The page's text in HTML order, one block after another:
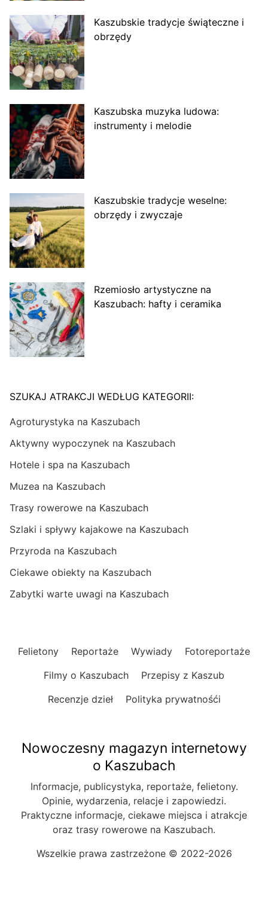
Kaszubskie tradycje świąteczne i
obrzędy
Kaszubska muzyka ludowa:
instrumenty i melodie
Kaszubskie tradycje weselne:
obrzędy i zwyczaje
Rzemiosło artystyczne na
Kaszubach: hafty i ceramika
SZUKAJ ATRAKCJI WEDŁUG KATEGORII:
Agroturystyka na Kaszubach
Aktywny wypoczynek na Kaszubach
Hotele i spa na Kaszubach
Muzea na Kaszubach
Trasy rowerowe na Kaszubach
Szlaki i spływy kajakowe na Kaszubach
Przyroda na Kaszubach
Ciekawe obiekty na Kaszubach
Zabytki warte uwagi na Kaszubach
Felietony Reportaże Wywiady
Fotoreportaże
Filmy o Kaszubach
Przepisy z Kaszub
Recenzje dzieł
Polityka prywatnośći
Nowoczesny magazyn internetowy
o Kaszubach
Informacje, publicystyka, reportaże, felietony.
Opinie, wydarzenia, relacje i zapowiedzi.
Praktyczne informacje, ciekawe miejsca i atrakcje
oraz trasy rowerowe na Kaszubach.
Wszelkie prawa zastrzeżone © 2022-2026